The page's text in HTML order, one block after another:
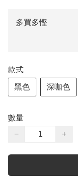
多買多慳
款式
黑色 深咖色
數量
−
+